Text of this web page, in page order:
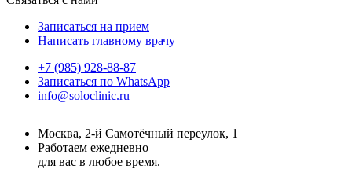
Записаться на прием
Написать главному врачу
+7 (985) 928-88-87
Записаться по WhatsApp
info@soloclinic.ru
Москва, 2-й Самотёчный переулок, 1
Работаем ежедневно
для вас в любое время.